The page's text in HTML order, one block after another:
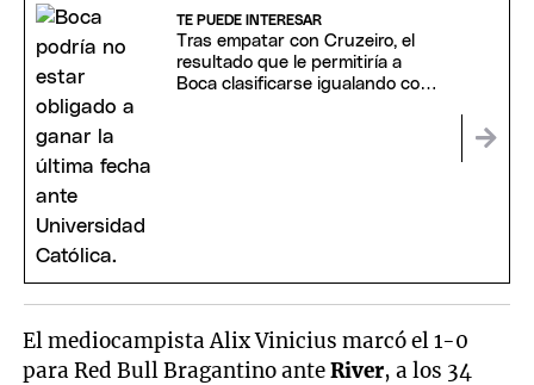
TE PUEDE INTERESAR
Tras empatar con Cruzeiro, el
resultado que le permitiría a
Boca clasificarse igualando con
El mediocampista Alix Vinicius marcó el 1-0
para Red Bull Bragantino anteRiver, a los 34